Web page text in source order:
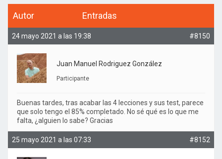
Autor Entradas
24 mayo 2021 a las 19:38 #8150
Juan Manuel Rodriguez González
Participante
Buenas tardes, tras acabar las 4 lecciones y sus test, parece
que solo tengo el 85% completado. No sé qué es lo que me
falta, ¿alguien lo sabe? Gracias
25 mayo 2021 a las 07:33 #8152